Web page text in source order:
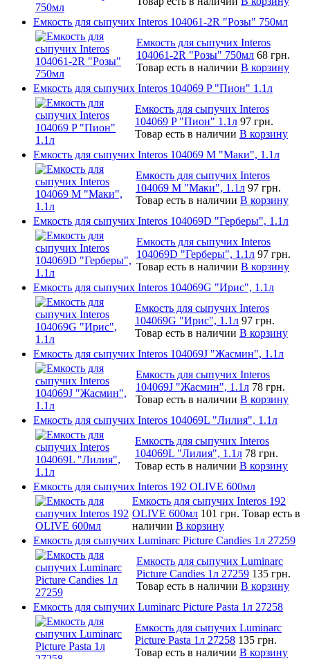
Емкость для сыпучих Interos 104061-2R "Розы" 750мл
Емкость для сыпучих Interos
104061-2R "Розы" 750мл 68 грн.
Товар есть в наличии В корзину
Емкость для сыпучих Interos 104069 P "Пион" 1.1л
Емкость для сыпучих Interos
104069 P "Пион" 1.1л 97 грн.
Товар есть в наличии В корзину
Емкость для сыпучих Interos 104069 М "Маки", 1.1л
Емкость для сыпучих Interos
104069 М "Маки", 1.1л 97 грн.
Товар есть в наличии В корзину
Емкость для сыпучих Interos 104069D "Герберы", 1.1л
Емкость для сыпучих Interos
104069D "Герберы", 1.1л 97 грн.
Товар есть в наличии В корзину
Емкость для сыпучих Interos 104069G "Ирис", 1.1л
Емкость для сыпучих Interos
104069G "Ирис", 1.1л 97 грн.
Товар есть в наличии В корзину
Емкость для сыпучих Interos 104069J "Жасмин", 1.1л
Емкость для сыпучих Interos
104069J "Жасмин", 1.1л 78 грн.
Товар есть в наличии В корзину
Емкость для сыпучих Interos 104069L "Лилия", 1.1л
Емкость для сыпучих Interos
104069L "Лилия", 1.1л 78 грн.
Товар есть в наличии В корзину
Емкость для сыпучих Interos 192 OLIVE 600мл
Емкость для сыпучих Interos 192
OLIVE 600мл 101 грн. Товар есть в
наличии В корзину
Емкость для сыпучих Luminarc Picture Candies 1л 27259
Емкость для сыпучих Luminarc
Picture Candies 1л 27259 135 грн.
Товар есть в наличии В корзину
Емкость для сыпучих Luminarc Picture Pasta 1л 27258
Емкость для сыпучих Luminarc
Picture Pasta 1л 27258 135 грн.
Товар есть в наличии В корзину